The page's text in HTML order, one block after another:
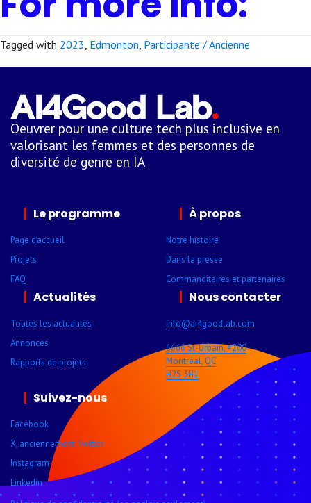
Tagged with 2023 Edmonton Participante / Ancienne
Oeuvrer pour une culture tech plus inclusive en
valorisant les femmes et des personnes de
diversité de genre en IA
Le programme
Page d’accueil
Projets
FAQ
À propos
Notre histoire
Dans la presse
Comman­ditaires et parte­naires
Actualités
Toutes les actualités
Annonces
Rapports de projets
Nous contacter
info@ai4goodlab­.com
6666 St-Urbain, #200
Montréal, QC
H2S 3H1
Suivez-nous
Facebook
X, anciennement Twitter
Instagram
Linkedin